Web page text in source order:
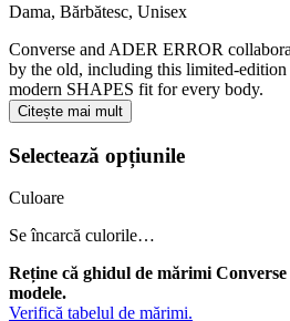
Dama, Bărbătesc, Unisex
Converse and ADER ERROR
by the old, including this limited-
modern SHAPES fit for every body.
Citește mai mult
Selectează opțiunile
Culoare
Se încarcă culorile…
Reține că ghidul de mărimi
modele.
Verifică tabelul de mărimi.